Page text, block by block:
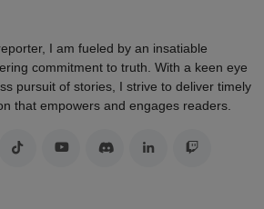
I am fueled by an insatiable
commitment to truth. With a keen eye
pursuit of stories, I strive to deliver timely
that empowers and engages readers.